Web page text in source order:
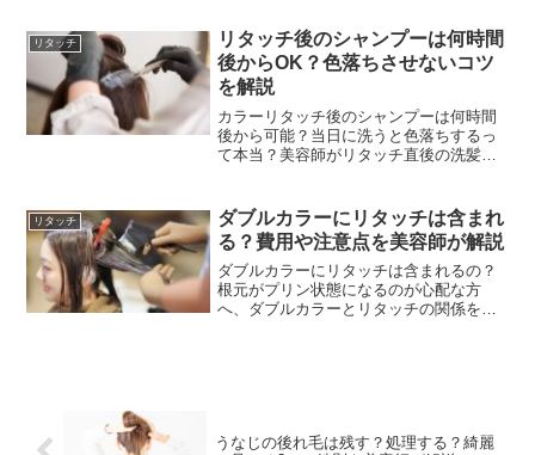
色をキープする方法がわかります。
リタッチ
リタッチ後のシャンプーは何時間
後からOK？色落ちさせないコツ
を解説
カラーリタッチ後のシャンプーは何時間
後から可能？当日に洗うと色落ちするっ
て本当？美容師がリタッチ直後の洗髪の
説します。
リタッチ
ダブルカラーにリタッチは含まれ
る？費用や注意点を美容師が解説
ダブルカラーにリタッチは含まれるの？
根元がプリン状態になるのが心配な方
へ、ダブルカラーとリタッチの関係を美
うなじの後れ毛は残す？処理する？綺麗